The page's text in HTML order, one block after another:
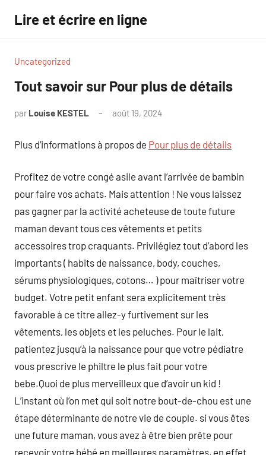
contenu
Lire et écrire en ligne
Uncategorized
Tout savoir sur Pour plus de détails
par Louise KESTEL août 19, 2024
Plus d’informations à propos de Pour plus de détails
Profitez de votre congé asile avant l’arrivée de bambin
pour faire vos achats. Mais attention ! Ne vous laissez
pas gagner par la activité acheteuse de toute future
maman devant tous ces vêtements et petits
accessoires trop craquants. Privilégiez tout d’abord les
importants ( habits de naissance, body, couches,
sérums physiologiques, cotons… ) pour maîtriser votre
budget. Votre petit enfant sera explicitement très
favorable à ce titre allez-y furtivement sur les
vêtements, les objets et les peluches. Pour le lait,
patientez jusqu’à la naissance pour que votre pédiatre
vous prescrive le philtre le plus fait pour votre
bebe.Quoi de plus merveilleux que d’avoir un kid !
L’instant où l’on met qui soit notre bout-de-chou est une
étape déterminante de notre vie de couple. si vous êtes
une future maman, vous avez à être bien prête pour
recevoir votre bébé en meilleures paramètres, en effet